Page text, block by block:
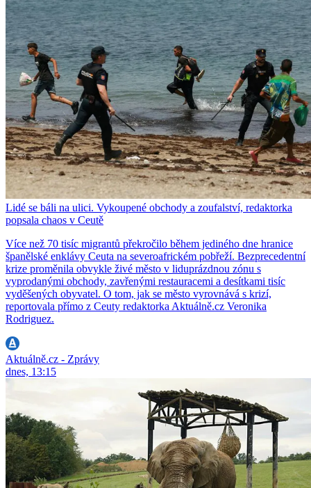
Lidé se báli na ulici. Vykoupené obchody a zoufalství, redaktorka
popsala chaos v Ceutě
Více než 70 tisíc migrantů překročilo během jediného dne hranice
španělské enklávy Ceuta na severoafrickém pobřeží. Bezprecedentní
krize proměnila obvykle živé město v liduprázdnou zónu s
vyprodanými obchody, zavřenými restauracemi a desítkami tisíc
vyděšených obyvatel. O tom, jak se město vyrovnává s krizí,
reportovala přímo z Ceuty redaktorka Aktuálně.cz Veronika
Rodriguez.
Aktuálně.cz - Zprávy
dnes, 13:15